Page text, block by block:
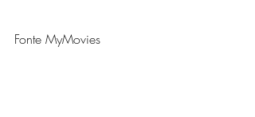
Fonte MyMovies